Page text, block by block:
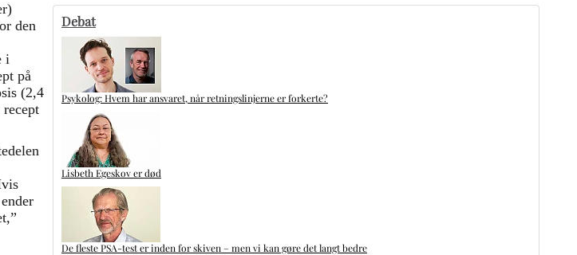
den
i
på
(2,4
Debat
Psykolog: Hvem har ansvaret, når retningslinjerne er forkerte?
Lisbeth Egeskov er død
De fleste PSA-test er inden for skiven – men vi kan gøre det langt bedre